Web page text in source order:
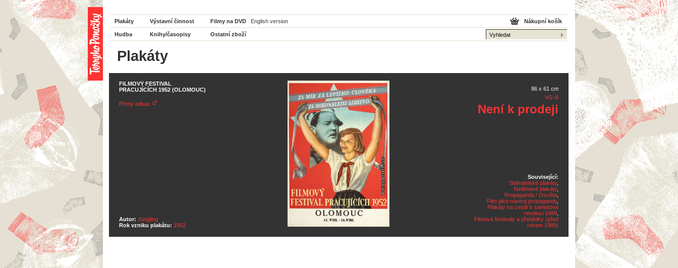
Plakáty Výstavní činnost Filmy na DVD English version
Hudba Knihy/časopisy Ostatní zboží
Nákupní košík
Plakáty
FILMOVÝ FESTIVAL
PRACUJÍCÍCH 1952 (OLOMOUC)
Přímý odkaz
Autor: Jüngling
Rok vzniku plakátu: 1952
86 x 61 cm
VG-B
Není k prodeji
Související:
Sběratelské plakáty,
Nefilmové plakáty,
Propaganda / Osvěta
Film jako nástroj propagandy,
Plakáty na cestě k sametové
revoluci 1989
Filmové festivaly a přehlídky (před
rokem 1989)